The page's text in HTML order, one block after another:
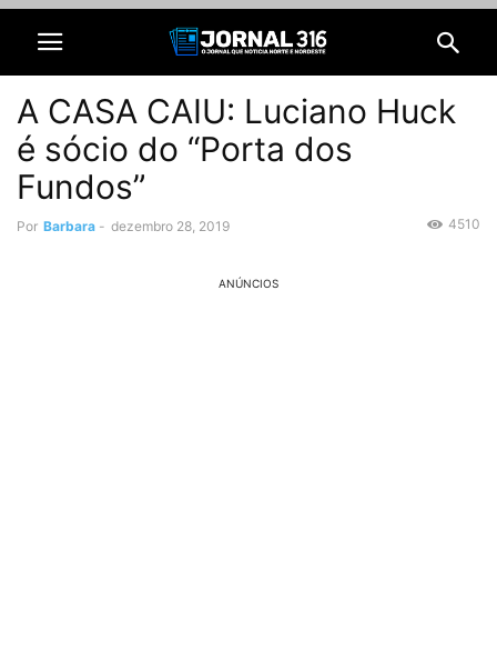
A CASA CAIU: Luciano Huck
é sócio do “Porta dos
Fundos”
Por Barbara - dezembro 28, 2019 4510
ANÚNCIOS